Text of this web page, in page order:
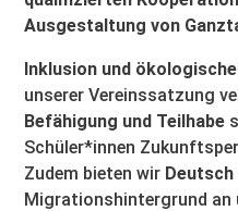
Ausgestaltung von
Inklusion und
unserer Vereinssatzung
Befähigung und Teilhabe
Schüler*innen
Zudem bieten wir
Migrationshintergrund an